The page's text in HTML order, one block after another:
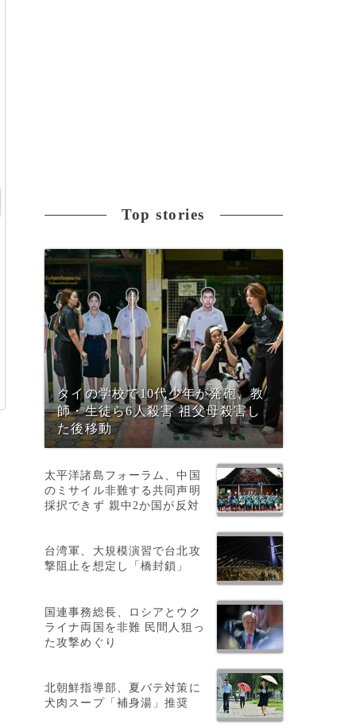
Top stories
タイの学校で10代少年が発砲、教
師・生徒ら6人殺害 祖父母殺害し
た後移動
太平洋諸島フォーラム、中国
のミサイル非難する共同声明
採択できず 親中2か国が反対
台湾軍、大規模演習で台北攻
撃阻止を想定し「橋封鎖」
国連事務総長、ロシアとウク
ライナ両国を非難 民間人狙っ
た攻撃めぐり
北朝鮮指導部、夏バテ対策に
犬肉スープ「補身湯」推奨